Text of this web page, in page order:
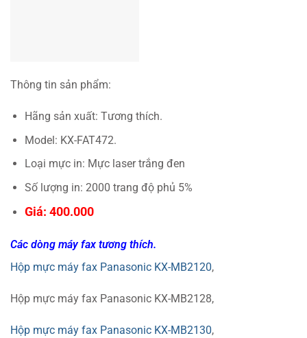
Thông tin sản phẩm:
Hãng sản xuất: Tương thích.
Model: KX-FAT472.
Loại mực in: Mực laser trắng đen
Số lượng in: 2000 trang độ phủ 5%
Giá: 400.000
Các dòng máy fax tương thích.
Hộp mực máy fax Panasonic KX-MB2120,
Hộp mực máy fax Panasonic KX-MB2128,
Hộp mực máy fax Panasonic KX-MB2130,